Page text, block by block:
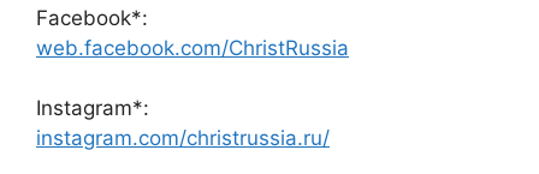
Facebook*:
web.facebook.com/ChristRussia
Instagram*:
instagram.com/christrussia.ru/